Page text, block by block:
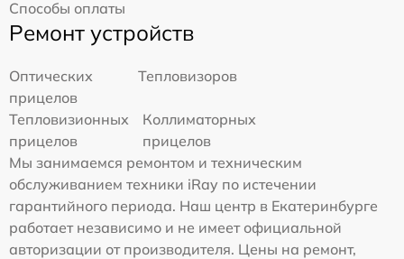
Способы оплаты
Ремонт устройств
Оптических
прицелов
Тепловизоров
Тепловизионных
прицелов
Коллиматорных
прицелов
Мы занимаемся ремонтом и техническим
обслуживанием техники iRay по истечении
гарантийного периода. Наш центр в Екатеринбурге
работает независимо и не имеет официальной
авторизации от производителя. Цены на ремонт,